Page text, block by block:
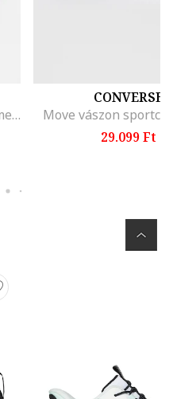
Chuck Taylor All Star Move megerősített orrú cipő
CONVERSE
Move vászon
29.099 Ft